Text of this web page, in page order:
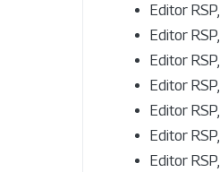
Editor RSP,
Editor RSP,
Editor RSP,
Editor RSP,
Editor RSP,
Editor RSP,
Editor RSP,